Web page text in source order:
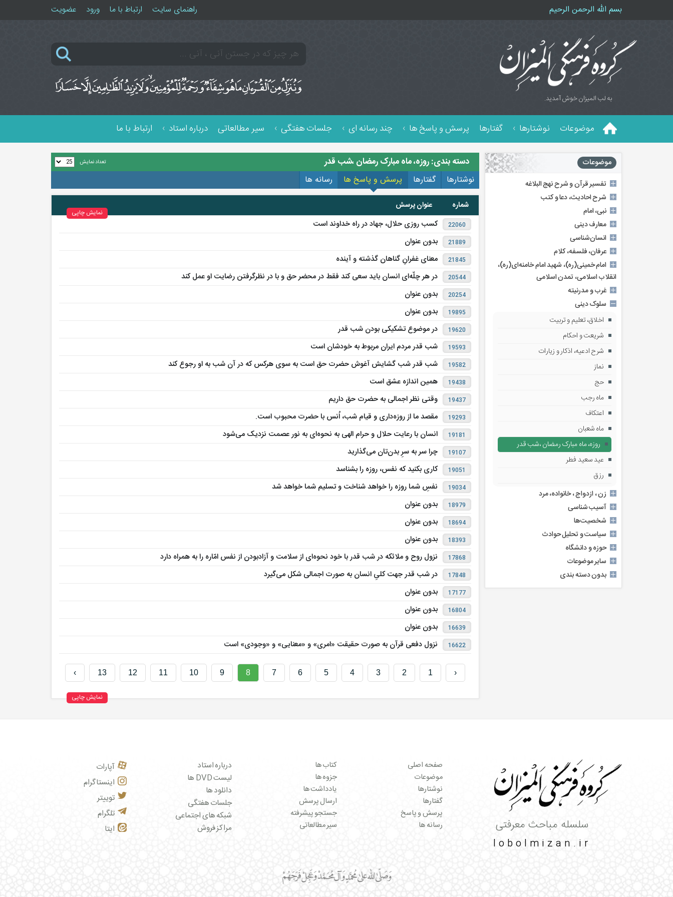
بسم الله الرحمن الرحیم راهنمای سایت ارتباط با ما ورود عضویت
به لب المیزان خوش آمدید.
موضوعات نوشتارها گفتارها پرسش و پاسخ ها چند رسانه ای جلسات هفتگی سیر مطالعاتی درباره استاد ارتباط با ما
موضوعات
تفسیر قرآن و شرح نهج البلاغه
شرح احادیث، دعا و کتب
نبی، امام
معارف دینی
انسان‌شناسی
عرفان، فلسفه، کلام
امام خمینی(ره)، شهید امام خامنه‌ای(ره)،
انقلاب اسلامی، تمدن اسلامی
غرب‌ و مدرنیته
سلوک دینی
اخلاق، تعلیم و تربیت
شریعت و احکام
شرح ادعیه، اذکار و زیارات
نماز
حج
ماه رجب
اعتکاف
ماه شعبان
روزه، ماه مبارک رمضان ،شب قدر
عید سعید فطر
رزق
زن ، ازدواج ، خانواده، مرد
آسیب شناسی
شخصیت‌ها
سیاست و تحلیل حوادث
حوزه و دانشگاه
سایر موضوعات
بدون دسته بندی
دسته بندی: روزه، ماه مبارک رمضان ،شب قدر تعداد نمایش
نوشتارها گفتارها پرسش و پاسخ ها رسانه ها
نمایش چاپی
شماره عنوان پرسش
22060 کسب روزی حلال، جهاد در راه خداوند است
21889 بدون عنوان
21845 معنای غفرانِ گناهان گذشته و آینده
20544 در هر چلّه‌ای انسان باید سعی کند فقط در محضر حق و با در نظرگرفتن رضایت او عمل کند
20254 بدون عنوان
19895 بدون عنوان
19620 در موضوع تشکیکی بودن شب قدر
19593 شب قدر مردم ایران مربوط به خودشان است
19582 شب قدر شب گشایش آغوش حضرت حق است به سوی هرکس که در آن شب به او رجوع کند
19438 همین اندازه عشق است
19437 وقتی نظر اجمالی به حضرت حق داریم
19293 مقصد ما از روزه‌داری و قیام شب، اُنس با حضرت محبوب است.
19181 انسان با رعایت حلال و حرام الهی به نحوه‌ای به نور عصمت نزدیک می‌شود
19107 چرا سر به‌ سرِ بدن‌تان می‌گذارید
19051 کاری بکنید که نفس، روزه را بشناسد
19034 نفسِ شما روزه را خواهد شناخت و تسلیم شما خواهد شد
18979 بدون عنوان
18694 بدون عنوان
18393 بدون عنوان
17868 نزول روح و ملائکه در شب قدر با خود نحوه‌ای از سلامت و آزادبودن از نفس امّاره را به همراه دارد
17848 در شب قدر جهت کلیِ انسان به صورت اجمالی شکل می‌گیرد
17177 بدون عنوان
16804 بدون عنوان
16639 بدون عنوان
16622 نزول دفعی قرآن به صورت حقیقت «امری» و «معنایی» و «وجودی» است
‹
1
2
3
4
5
6
7
8
9
10
11
12
13
›
نمایش چاپی
سلسله مباحث معرفتی
lobolmizan.ir
صفحه اصلی
موضوعات
نوشتارها
گفتارها
پرسش و پاسخ
رسانه ها
کتاب ها
جزوه ها
یادداشت ها
ارسال پرسش
جستجو پیشرفته
سیر مطالعاتی
درباره استاد
لیست DVD ها
دانلود ها
جلسات هفتگی
شبکه های اجتماعی
مراکز فروش
آپارات
اینستاگرام
توییتر
تلگرام
ایتا